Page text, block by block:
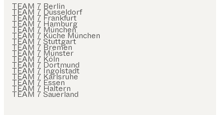
TEAM 7 Berlin
TEAM 7 Düsseldorf
TEAM 7 Frankfurt
TEAM 7 Hamburg
TEAM 7 München
TEAM 7 Küche München
TEAM 7 Stuttgart
TEAM 7 Bremen
TEAM 7 Münster
TEAM 7 Köln
TEAM 7 Dortmund
TEAM 7 Ingolstadt
TEAM 7 Karlsruhe
TEAM 7 Essen
TEAM 7 Haltern
TEAM 7 Sauerland